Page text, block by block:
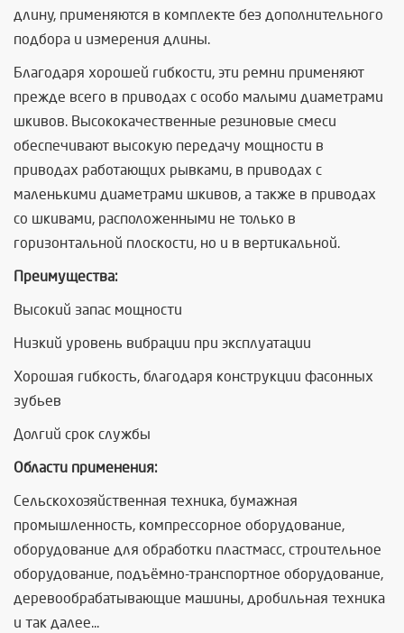
длину, применяются в комплекте без дополнительного
подбора и измерения длины.
Благодаря хорошей гибкости, эти ремни применяют
прежде всего в приводах с особо малыми диаметрами
шкивов. Высококачественные резиновые смеси
обеспечивают высокую передачу мощности в
приводах работающих рывками, в приводах с
маленькими диаметрами шкивов, а также в приводах
со шкивами, расположенными не только в
горизонтальной плоскости, но и в вертикальной.
Преимущества:
Высокий запас мощности
Низкий уровень вибрации при эксплуатации
Хорошая гибкость, благодаря конструкции фасонных
зубьев
Долгий срок службы
Области применения:
Сельскохозяйственная техника, бумажная
промышленность, компрессорное оборудование,
оборудование для обработки пластмасс, строительное
оборудование, подъёмно-транспортное оборудование,
деревообрабатывающие машины, дробильная техника
и так далее...